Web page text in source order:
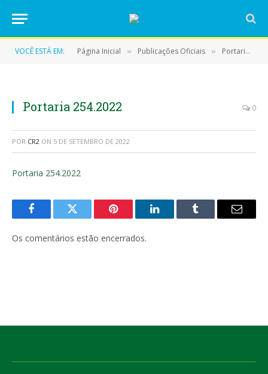
VOCÊ ESTÁ EM: Página Inicial » Publicações Oficiais » Portarias
Portaria 254.2022 0
POR CR2 ON 5 DE SETEMBRO DE 2022
Portaria 254.2022
FacebookTwitter Pinterest LinkedInTumblr
E-
Os comentários estão encerrados.